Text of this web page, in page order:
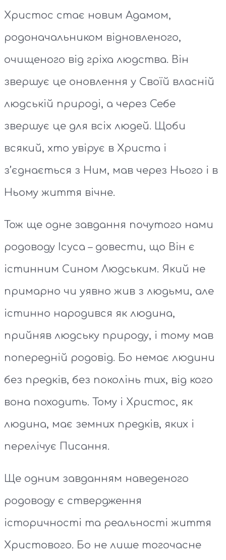
Христос стає новим Адамом,
родоначальником відновленого,
очищеного від гріха людства. Він
звершує це оновлення у Своїй власній
людській природі, а через Себе
звершує це для всіх людей. Щоби
всякий, хто увірує в Христа і
з’єднається з Ним, мав через Нього і в
Ньому життя вічне.
Тож ще одне завдання почутого нами
родоводу Ісуса – довести, що Він є
істинним Сином Людським. Який не
примарно чи уявно жив з людьми, але
істинно народився як людина,
прийняв людську природу, і тому мав
попередній родовід. Бо немає людини
без предків, без поколінь тих, від кого
вона походить. Тому і Христос, як
людина, має земних предків, яких і
перелічує Писання.
Ще одним завданням наведеного
родоводу є ствердження
історичності та реальності життя
Христового. Бо не лише тогочасне